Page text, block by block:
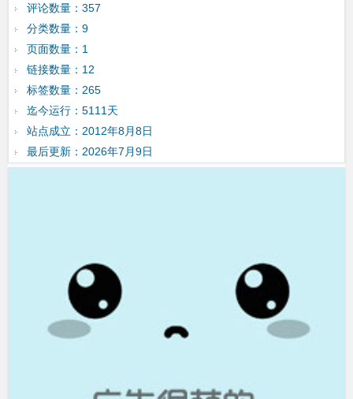
评论数量：357
分类数量：9
页面数量：1
链接数量：12
标签数量：265
迄今运行：5111天
站点成立：2012年8月8日
最后更新：2026年7月9日